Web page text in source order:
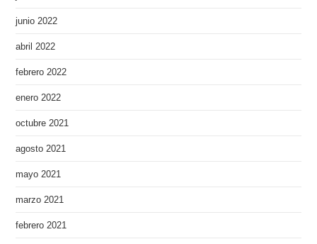
junio 2022
abril 2022
febrero 2022
enero 2022
octubre 2021
agosto 2021
mayo 2021
marzo 2021
febrero 2021